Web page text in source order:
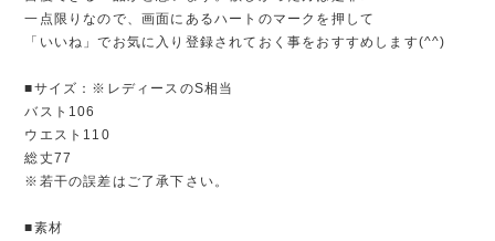
一点限りなので、画面にあるハートのマークを押して
「いいね」でお気に入り登録されておく事をおすすめします(^^)
■サイズ：※レディースのS相当
バスト106
ウエスト110
総丈77
※若干の誤差はご了承下さい。
■素材